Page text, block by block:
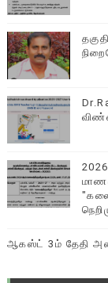
ஆகஸ்ட் 3ம் தேதி